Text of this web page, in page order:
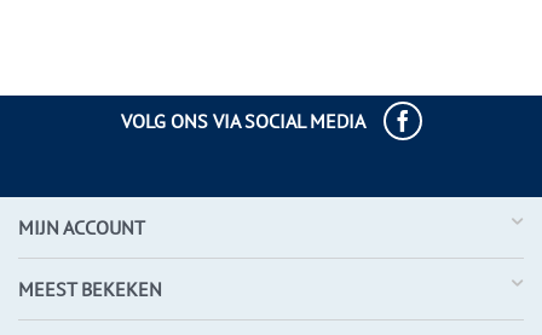
VOLG ONS VIA SOCIAL MEDIA
MIJN ACCOUNT
MEEST BEKEKEN